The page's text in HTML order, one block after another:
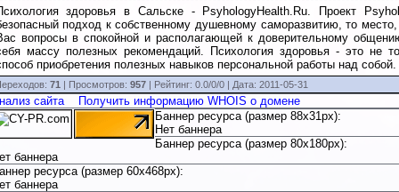
здоровья в Сальске - PsyhologyHealth.Ru. Проект
подход к собственному душевному саморазвитию, то
вопросы в спокойной и располагающей к доверительному
массу полезных рекомендаций. Психология здоровья - это не
приобретения полезных навыков персональной работы над собой.
71 | Просмотров: 957| Рейтинг: 0.0/0/0 | Дата: 2011-05-31
сайта
Получить информацию WHOIS о домене
Баннер ресурса (размер 88x31px):
Нет баннера
Баннер ресурса (размер 80x180px):
баннера
ресурса (размер 60x468px):
баннера